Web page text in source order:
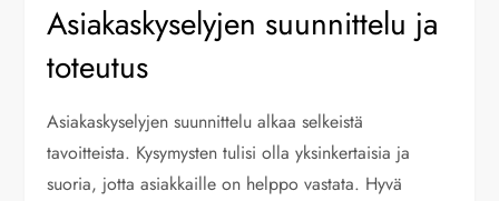
Asiakaskyselyjen suunnittelu ja
toteutus
Asiakaskyselyjen suunnittelu alkaa selkeistä
tavoitteista. Kysymysten tulisi olla yksinkertaisia ja
suoria, jotta asiakkaille on helppo vastata. Hyvä